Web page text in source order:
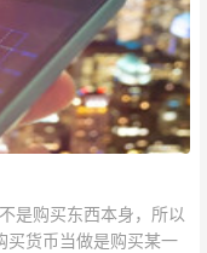
是购买东西本身，所以
买货币当做是购买某一